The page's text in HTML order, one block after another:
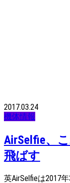
2017.03.24
機体情報
AirSelfie、
飛ばす
英AirSelfieは2017